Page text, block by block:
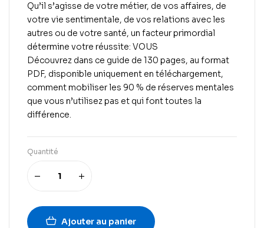
Qu’il s’agisse de votre métier, de vos affaires, de
votre vie sentimentale, de vos relations avec les
autres ou de votre santé, un facteur primordial
détermine votre réussite: VOUS
Découvrez dans ce guide de 130 pages, au format
PDF, disponible uniquement en téléchargement,
comment mobiliser les 90 % de réserves mentales
que vous n’utilisez pas et qui font toutes la
différence.
Quantité
Ajouter au panier